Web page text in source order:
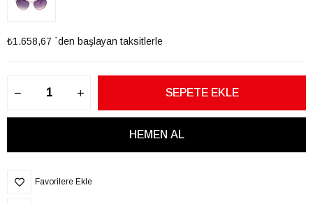
₺1.658,67 `den başlayan taksitlerle
Favorilere Ekle